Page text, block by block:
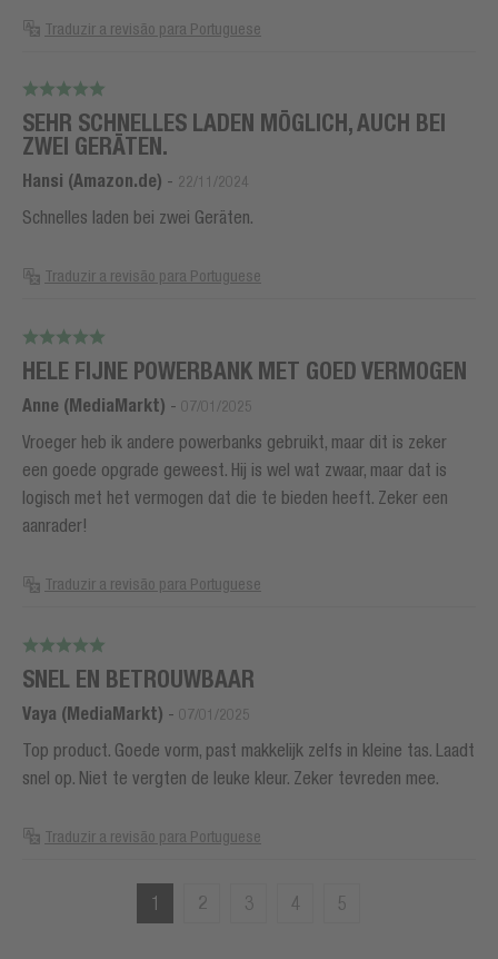
Traduzir a revisão para Portuguese
SEHR SCHNELLES LADEN MÖGLICH, AUCH BEI
ZWEI GERÄTEN.
Hansi (Amazon.de) - 22/11/2024
Schnelles laden bei zwei Geräten.
Traduzir a revisão para Portuguese
HELE FIJNE POWERBANK MET GOED VERMOGEN
Anne (MediaMarkt) - 07/01/2025
Vroeger heb ik andere powerbanks gebruikt, maar dit is zeker
een goede opgrade geweest. Hij is wel wat zwaar, maar dat is
logisch met het vermogen dat die te bieden heeft. Zeker een
aanrader!
Traduzir a revisão para Portuguese
SNEL EN BETROUWBAAR
Vaya (MediaMarkt) - 07/01/2025
Top product. Goede vorm, past makkelijk zelfs in kleine tas. Laadt
snel op. Niet te vergten de leuke kleur. Zeker tevreden mee.
Traduzir a revisão para Portuguese
1 2 3 4 5